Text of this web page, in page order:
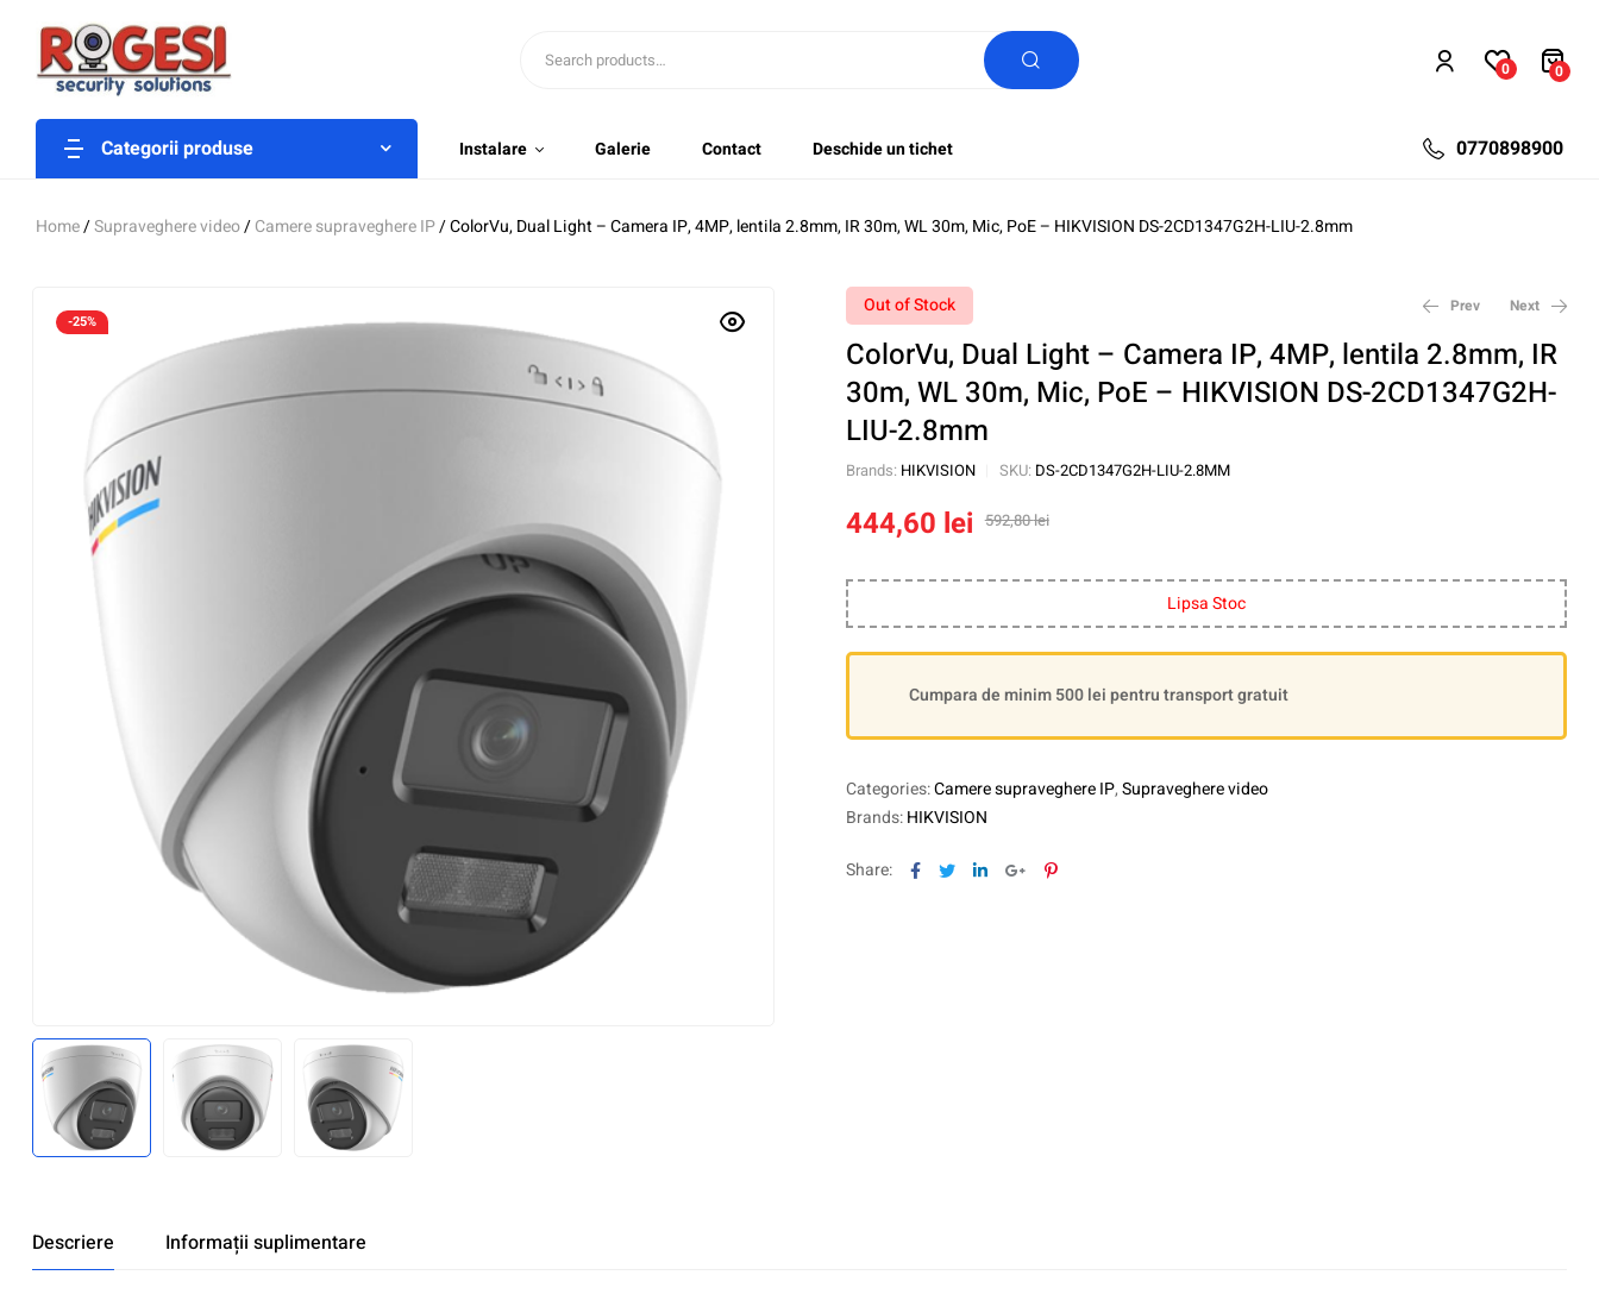
0 0
Categorii produse Instalare Galerie Contact Deschide un tichet 0770898900
Home/Supraveghere video/Camere supraveghere IP/ ColorVu, Dual Light – Camera IP, 4MP, lentila 2.8mm, IR 30m, WL 30m, Mic, PoE – HIKVISION DS-2CD1347G2H-LIU-2.8mm
-25%
Out of Stock Prev
676,00lei
354,61 lei
Next
824,20lei
512,40 lei
ColorVu, Dual Light – Camera IP, 4MP, lentila 2.8mm, IR
30m, WL 30m, Mic, PoE – HIKVISION DS-2CD1347G2H-
LIU-2.8mm
Brands: HIKVISION SKU: DS-2CD1347G2H-LIU-2.8MM
592,80lei
444,60 lei
Lipsa Stoc
Cumpara de minim 500 lei pentru transport gratuit
Categories:Camere supraveghere IP,Supraveghere video
Brands:HIKVISION
Share: Facebook
TwitterLinkedinGoogle+Pinterest
Descriere Informații suplimentare